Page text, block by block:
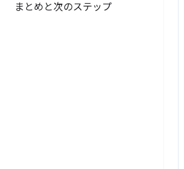
まとめと次のステップ